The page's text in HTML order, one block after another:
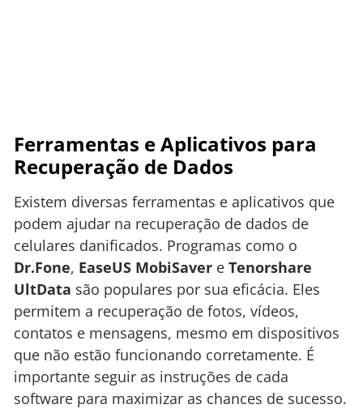
Ferramentas e Aplicativos para
Recuperação de Dados
Existem diversas ferramentas e aplicativos que
podem ajudar na recuperação de dados de
celulares danificados. Programas como o
Dr.Fone, EaseUS MobiSaver e Tenorshare
UltData são populares por sua eficácia. Eles
permitem a recuperação de fotos, vídeos,
contatos e mensagens, mesmo em dispositivos
que não estão funcionando corretamente. É
importante seguir as instruções de cada
software para maximizar as chances de sucesso.